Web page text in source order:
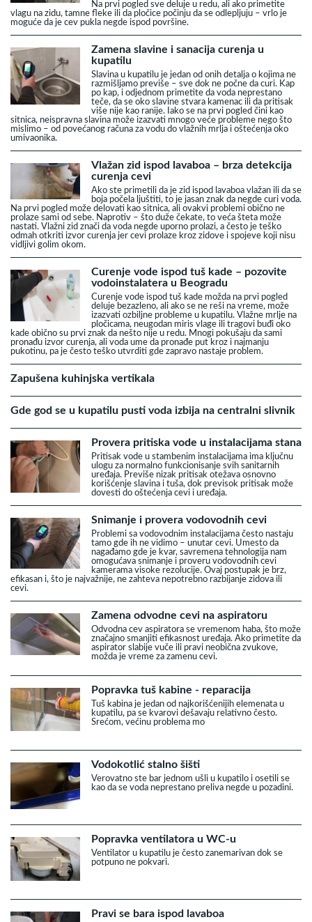
Na prvi pogled sve deluje u redu, ali ako primetite
vlagu na zidu, tamne fleke ili da pločice počinju da se odlepljuju – vrlo je
moguće da je cev pukla negde ispod površine.
Zamena slavine i sanacija curenja u
kupatilu
Slavina u kupatilu je jedan od onih detalja o kojima ne
razmišljamo previše – sve dok ne počne da curi. Kap
po kap, i odjednom primetite da voda neprestano
teče, da se oko slavine stvara kamenac ili da pritisak
više nije kao ranije. Iako se na prvi pogled čini kao
sitnica, neispravna slavina može izazvati mnogo veće probleme nego što
mislimo – od povećanog računa za vodu do vlažnih mrlja i oštećenja oko
umivaonika.
Vlažan zid ispod lavaboa – brza detekcija
curenja cevi
Ako ste primetili da je zid ispod lavaboa vlažan ili da se
boja počela ljuštiti, to je jasan znak da negde curi voda.
Na prvi pogled može delovati kao sitnica, ali ovakvi problemi obično ne
prolaze sami od sebe. Naprotiv – što duže čekate, to veća šteta može
nastati. Vlažni zid znači da voda negde uporno prolazi, a često je teško
odmah otkriti izvor curenja jer cevi prolaze kroz zidove i spojeve koji nisu
vidljivi golim okom.
Curenje vode ispod tuš kade – pozovite
vodoinstalatera u Beogradu
Curenje vode ispod tuš kade možda na prvi pogled
deluje bezazleno, ali ako se ne reši na vreme, može
izazvati ozbiljne probleme u kupatilu. Vlažne mrlje na
pločicama, neugodan miris vlage ili tragovi buđi oko
kade obično su prvi znak da nešto nije u redu. Mnogi pokušaju da sami
pronađu izvor curenja, ali voda ume da pronađe put kroz i najmanju
pukotinu, pa je često teško utvrditi gde zapravo nastaje problem.
Zapušena kuhinjska vertikala
Gde god se u kupatilu pusti voda izbija na centralni slivnik
Provera pritiska vode u instalacijama stana
Pritisak vode u stambenim instalacijama ima ključnu
ulogu za normalno funkcionisanje svih sanitarnih
uređaja. Previše nizak pritisak otežava osnovno
korišćenje slavina i tuša, dok previsok pritisak može
dovesti do oštećenja cevi i uređaja.
Snimanje i provera vodovodnih cevi
Problemi sa vodovodnim instalacijama često nastaju
tamo gde ih ne vidimo – unutar cevi. Umesto da
nagađamo gde je kvar, savremena tehnologija nam
omogućava snimanje i proveru vodovodnih cevi
kamerama visoke rezolucije. Ovaj postupak je brz,
efikasan i, što je najvažnije, ne zahteva nepotrebno razbijanje zidova ili
cevi.
Zamena odvodne cevi na aspiratoru
Odvodna cev aspiratora se vremenom haba, što može
značajno smanjiti efikasnost uređaja. Ako primetite da
aspirator slabije vuče ili pravi neobična zvukove,
možda je vreme za zamenu cevi.
Popravka tuš kabine - reparacija
Tuš kabina je jedan od najkorišćenijih elemenata u
kupatilu, pa se kvarovi dešavaju relativno često.
Srećom, većinu problema mo
Vodokotlić stalno šišti
Verovatno ste bar jednom ušli u kupatilo i osetili se
kao da se voda neprestano preliva negde u pozadini.
Popravka ventilatora u WC-u
Ventilator u kupatilu je često zanemarivan dok se
potpuno ne pokvari.
Pravi se bara ispod lavaboa